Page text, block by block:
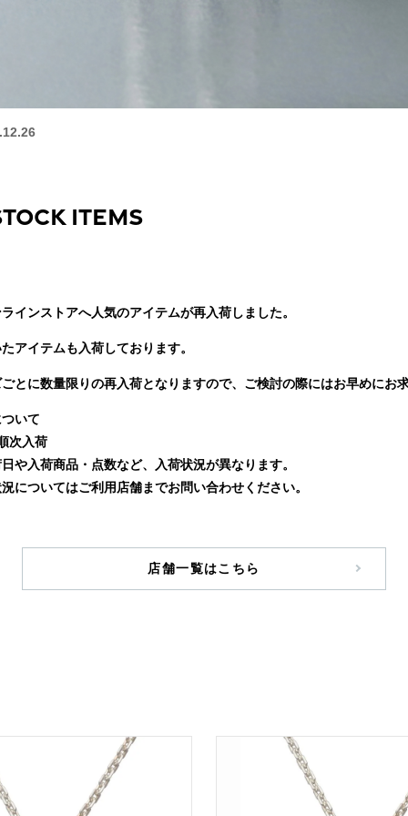
Items
インストアへ人気のアイテムが再入荷しました。
アイテムも入荷しております。
とに数量限りの再入荷となりますので、ご検討の際にはお早めにお
いて
次入荷
や入荷商品・点数など、入荷状況が異なります。
についてはご利用店舗までお問い合わせください。
店舗一覧はこちら